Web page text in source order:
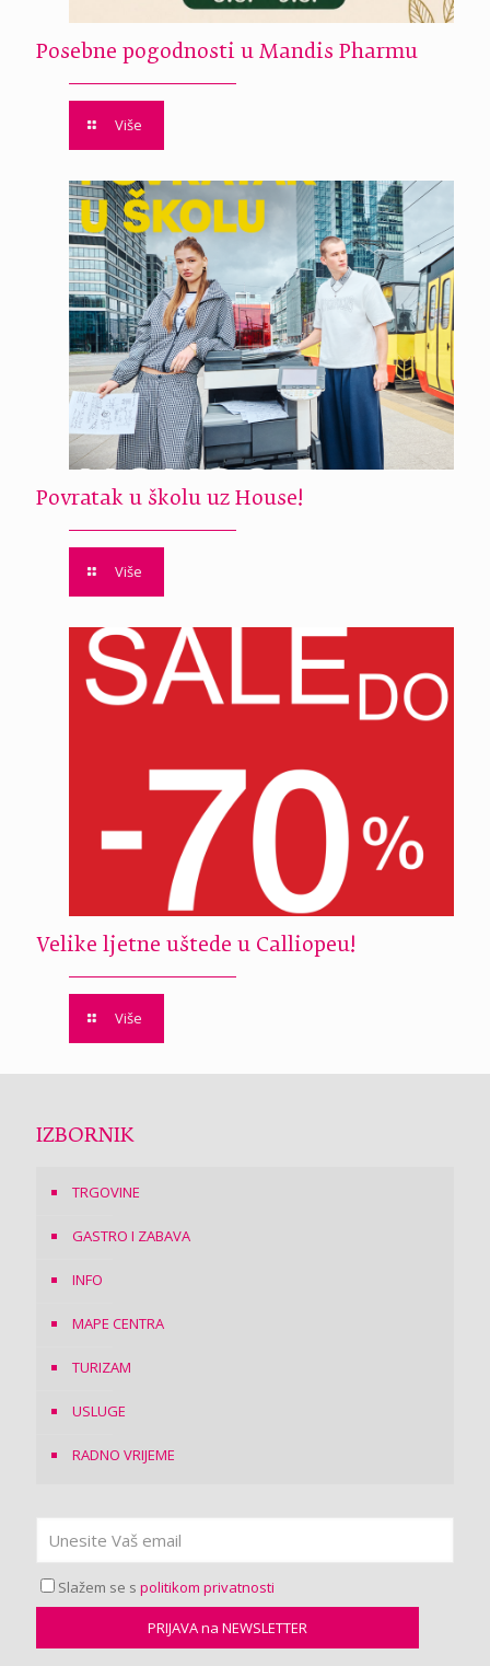
Posebne pogodnosti u Mandis Pharmu
Više
Povratak u školu uz House!
Više
Velike ljetne uštede u Calliopeu!
Više
IZBORNIK
TRGOVINE
GASTRO I ZABAVA
INFO
MAPE CENTRA
TURIZAM
USLUGE
RADNO VRIJEME
Slažem se s politikom privatnosti